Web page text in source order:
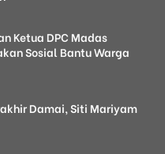
Ketua DPC Madas
Sosial Bantu Warga
Damai, Siti Mariyam